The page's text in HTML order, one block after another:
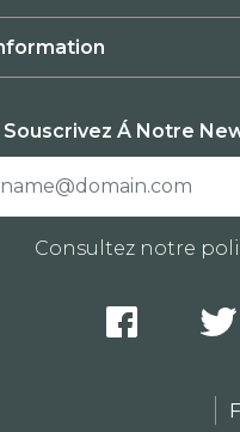
Souscrivez Á Notre
Consultez notre